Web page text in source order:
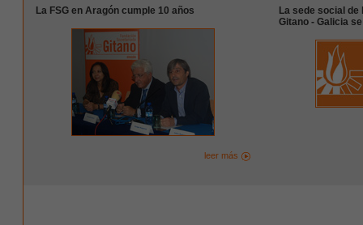
La FSG en Aragón cumple 10 años
leer más
La sede social
Gitano - Galicia